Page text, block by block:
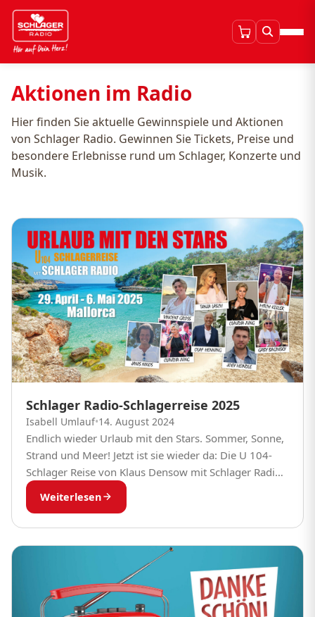
Aktionen im Radio
Hier finden Sie aktuelle Gewinnspiele und Aktionen
von Schlager Radio. Gewinnen Sie Tickets, Preise und
besondere Erlebnisse rund um Schlager, Konzerte und
Musik.
Schlager Radio-Schlagerreise 2025
Isabell Umlauf•14. August 2024
Endlich wieder Urlaub mit den Stars. Sommer, Sonne,
Strand und Meer! Jetzt ist sie wieder da: Die U 104-
Schlager Reise von Klaus Densow mit Schlager Radio.
Erleben Sie auf der...
Weiterlesen